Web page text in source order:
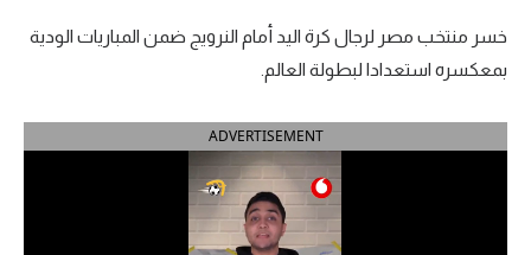
الدوري الإنجليزي الممتاز
الدوري الإسباني
خسر منتخب مصر لرجال كرة اليد أمام النرويج ضمن المباريات الودية
بمعكسره استعدادا لبطولة العالم.
ADVERTISEMENT